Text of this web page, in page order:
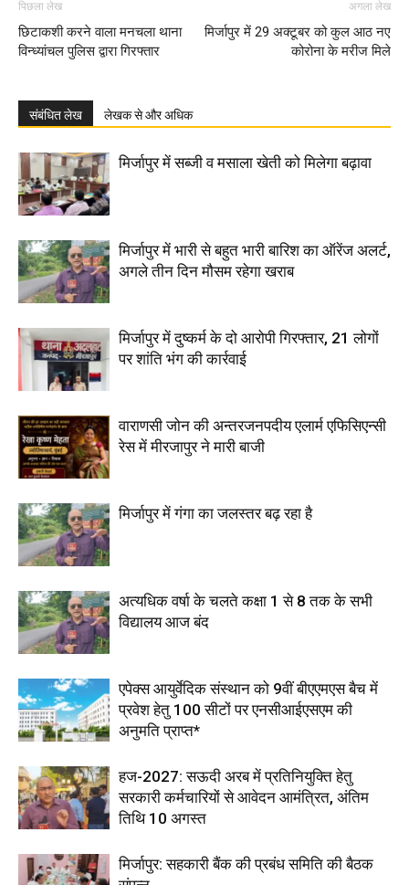
पिछला लेख
छिटाकशी करने वाला मनचला थाना
विन्ध्यांचल पुलिस द्वारा गिरफ्तार
अगला लेख
मिर्जापुर में 29 अक्टूबर को कुल आठ नए
कोरोना के मरीज मिले
संबंधित लेख लेखक से और अधिक
मिर्जापुर में सब्जी व मसाला खेती को मिलेगा बढ़ावा
मिर्जापुर में भारी से बहुत भारी बारिश का ऑरेंज अलर्ट,
अगले तीन दिन मौसम रहेगा खराब
मिर्जापुर में दुष्कर्म के दो आरोपी गिरफ्तार, 21 लोगों
पर शांति भंग की कार्रवाई
वाराणसी जोन की अन्तरजनपदीय एलार्म एफिसिएन्सी
रेस में मीरजापुर ने मारी बाजी
मिर्जापुर में गंगा का जलस्तर बढ़ रहा है
अत्यधिक वर्षा के चलते कक्षा 1 से 8 तक के सभी
विद्यालय आज बंद
एपेक्स आयुर्वेदिक संस्थान को 9वीं बीएएमएस बैच में
प्रवेश हेतु 100 सीटों पर एनसीआईएसएम की
अनुमति प्राप्त*
हज-2027: सऊदी अरब में प्रतिनियुक्ति हेतु
सरकारी कर्मचारियों से आवेदन आमंत्रित, अंतिम
तिथि 10 अगस्त
मिर्जापुर: सहकारी बैंक की प्रबंध समिति की बैठक